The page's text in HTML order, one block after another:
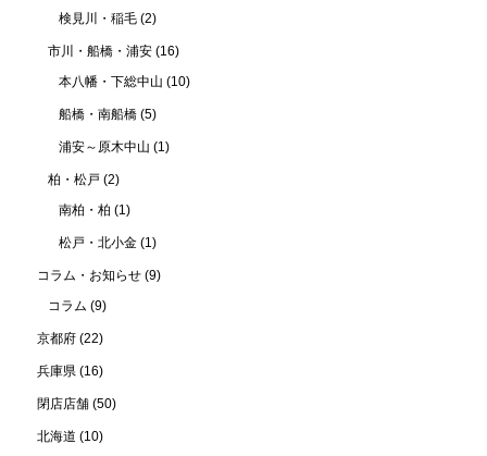
検見川・稲毛 (2)
市川・船橋・浦安 (16)
本八幡・下総中山 (10)
船橋・南船橋 (5)
浦安～原木中山 (1)
柏・松戸 (2)
南柏・柏 (1)
松戸・北小金 (1)
コラム・お知らせ (9)
コラム (9)
京都府 (22)
兵庫県 (16)
閉店店舗 (50)
北海道 (10)